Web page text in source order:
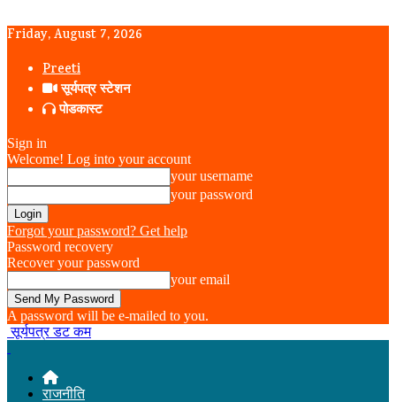
Friday, August 7, 2026
Preeti
सूर्यपत्र स्टेशन
पोडकास्ट
Sign in
Welcome! Log into your account
your username
your password
Forgot your password? Get help
Password recovery
Recover your password
your email
A password will be e-mailed to you.
सूर्यपत्र डट कम
राजनीति